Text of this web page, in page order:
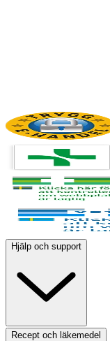
Hjälp och support
Recept och läkemedel